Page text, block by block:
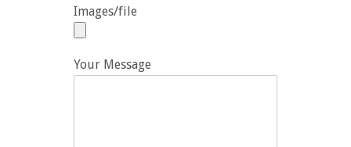
Images/file
Your Message